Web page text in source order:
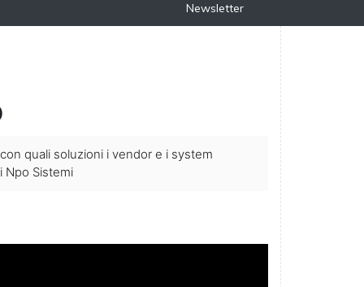
Newsletter
quali soluzioni i vendor e i system
Npo Sistemi